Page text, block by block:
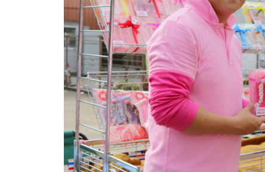
赤ふんどしが舞う、多比良温泉
神社の風除祭
令和7年 雲仙市二十歳のつどい
@ 愛の夢未来センター